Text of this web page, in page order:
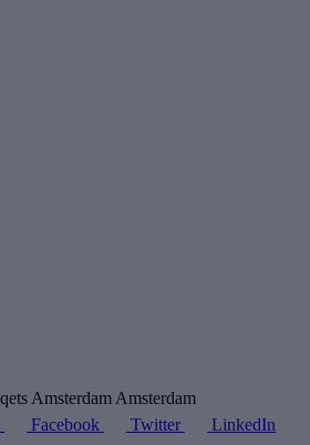
Amsterdam
Facebook Twitter LinkedIn